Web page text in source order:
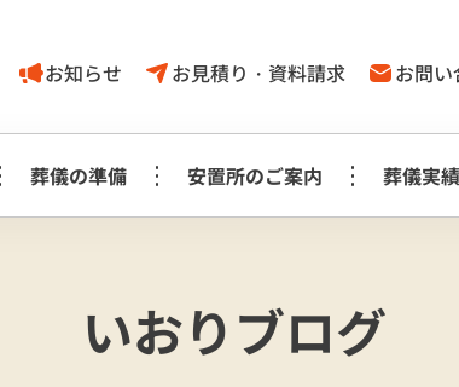
お知らせ お見積り・資料請求 お問い
家族葬1日プラン
白木祭壇プラン
アルホール
葬儀の準備
葬儀の豆知識
安置所のご案内 葬儀実績
葬儀に対する
考え方
いおりブログ